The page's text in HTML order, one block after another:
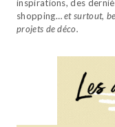
inspirations, des
shopping…et surtout,
projets de déco.